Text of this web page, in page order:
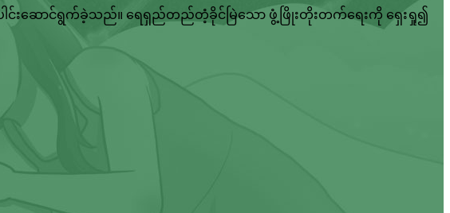
ေါင်းဆောင်ရွက်ခဲ့သည်။ ရေရှည်တည်တံ့ခိုင်မြဲသော ဖွံ့ဖြိုးတိုးတက်ရေးကို ရှေးရှု၍